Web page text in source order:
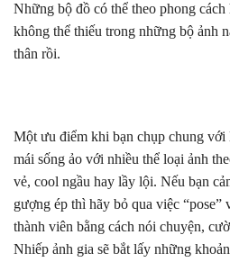
Những bộ đồ có thể theo phong cách
không thể thiếu trong những bộ ảnh
thân rồi.
Một ưu điểm khi bạn chụp chung với
mái sống ảo với nhiều thể loại ảnh
vẻ, cool ngầu hay lầy lội. Nếu bạn
gượng ép thì hãy bỏ qua việc “pose”
thành viên bằng cách nói chuyện,
Nhiếp ảnh gia sẽ bắt lấy những